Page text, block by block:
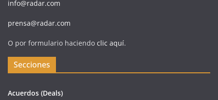
info@radar.com
prensa@radar.com
O por formulario haciendo clic aquí.
Secciones
Acuerdos (Deals)